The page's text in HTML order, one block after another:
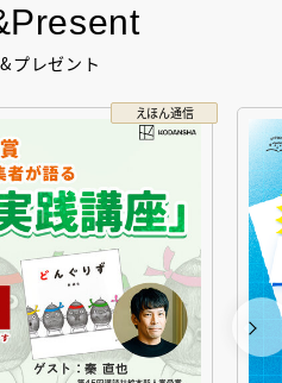
プレゼント
えほん通信